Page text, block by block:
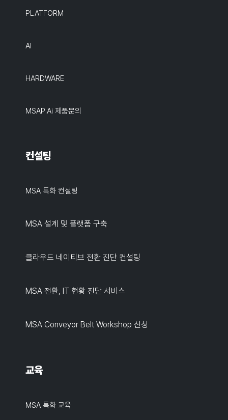
PLATFORM
AI
HARDWARE
MSAP.ai 제품문의
컨설팅
MSA 특화 컨설팅
MSA 설계 및 플랫폼 구축
클라우드 네이티브 전환 진단 컨설팅
MSA 전환, IT 현황 진단 서비스
MSA Conveyor Belt Workshop 신청
교육
MSA 특화 교육